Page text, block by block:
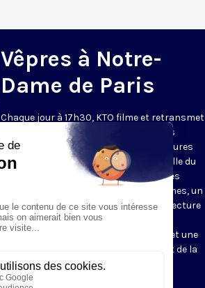
Vêpres à Notre-
Dame de Paris
Chaque jour à 17h30, KTO filme et retransmet
les Vêpres depuis Notre-Dame de Paris
rouverte. Les Vêpres font partie des Heures
de l’Office divin, c’est la prière solennelle du
soir. L’office de Vêpres comprend, après
l’introduction, une hymne, deux Psaumes, un
Cantique du Nouveau Testament, une lecture
brève, le chant d’actions de grâces du
Magnificat, les prières d’intercession et une
brève oraison. Les textes des Vêpres et de la
messe sont presque toujours ceux
qu’indiquent le site